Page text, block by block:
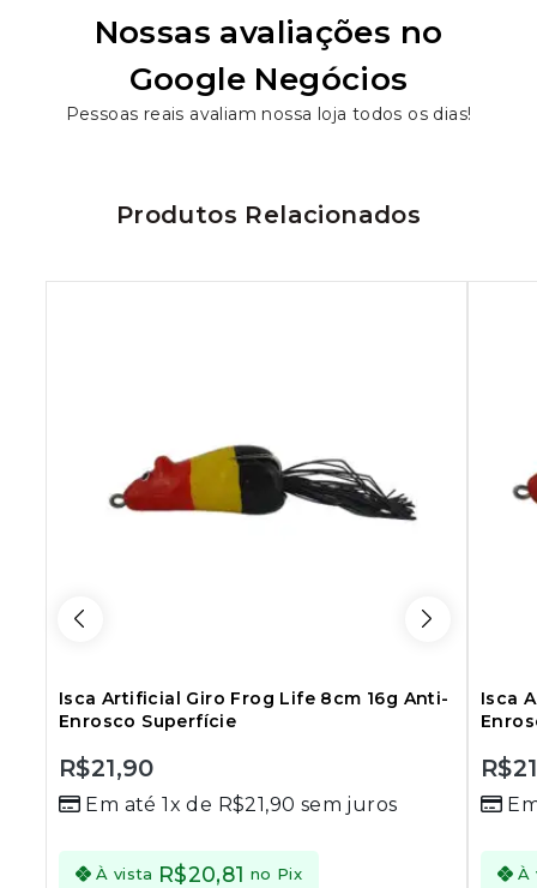
Nossas avaliações no
Google Negócios
Pessoas reais avaliam nossa loja todos os dias!
Produtos Relacionados
Isca Artificial Giro Frog Life 8cm 16g Anti-
Enrosco Superfície
out
5
R$21,90
Em até 1x de R$21,90 sem juros
À vista R$20,81 no Pix
Isca
out
5
R$
À